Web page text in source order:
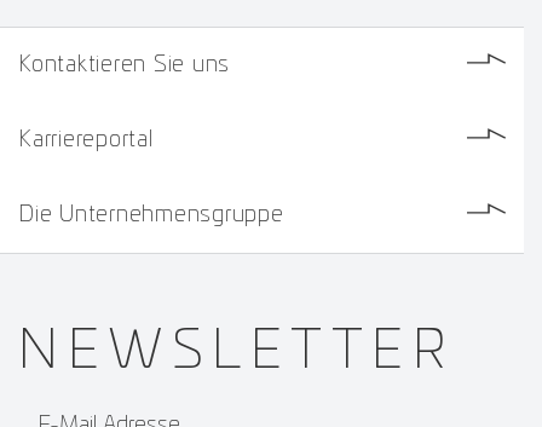
Kontaktieren Sie uns
Karriereportal
Die Unternehmensgruppe
NEWS­ LETTER
E-Mail Adresse